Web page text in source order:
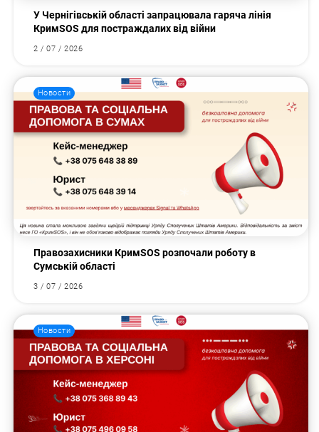
У Чернігівській області запрацювала гаряча лінія
КримSOS для постраждалих від війни
2 / 07 / 2026
Новости
Правозахисники КримSOS розпочали роботу в
Сумській області
3 / 07 / 2026
Новости